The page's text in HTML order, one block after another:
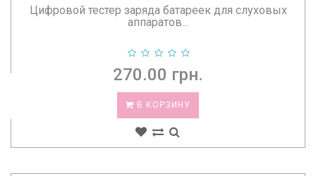
Цифровой тестер заряда батареек для слуховых
аппаратов...
270.00 грн.
В КОРЗИНУ